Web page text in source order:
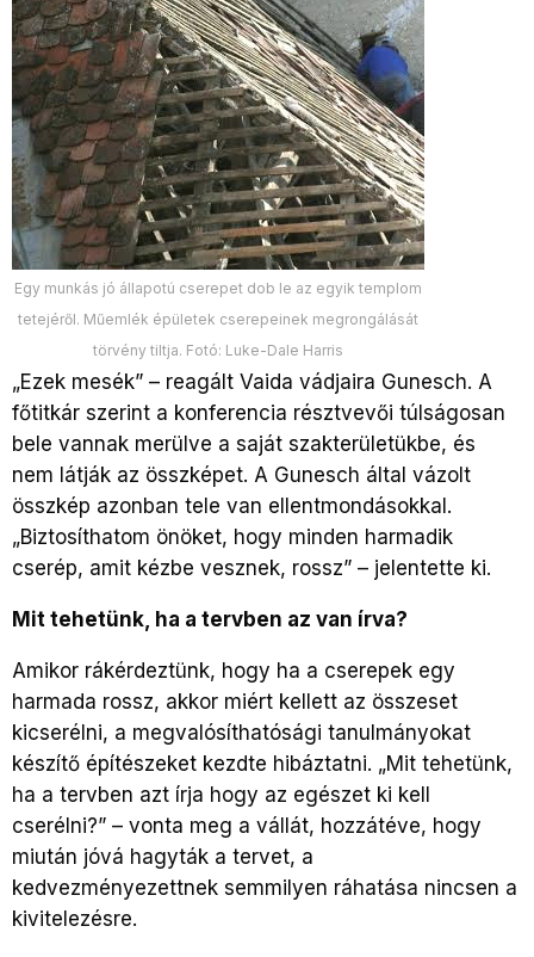
Egy munkás jó állapotú cserepet dob le az egyik templom
tetejéről. Műemlék épületek cserepeinek megrongálását
törvény tiltja. Fotó: Luke-Dale Harris
„Ezek mesék” – reagált Vaida vádjaira Gunesch. A
főtitkár szerint a konferencia résztvevői túlságosan
bele vannak merülve a saját szakterületükbe, és
nem látják az összképet. A Gunesch által vázolt
összkép azonban tele van ellentmondásokkal.
„Biztosíthatom önöket, hogy minden harmadik
cserép, amit kézbe vesznek, rossz” – jelentette ki.
Mit tehetünk, ha a tervben az van írva?
Amikor rákérdeztünk, hogy ha a cserepek egy
harmada rossz, akkor miért kellett az összeset
kicserélni, a megvalósíthatósági tanulmányokat
készítő építészeket kezdte hibáztatni. „Mit tehetünk,
ha a tervben azt írja hogy az egészet ki kell
cserélni?” – vonta meg a vállát, hozzátéve, hogy
miután jóvá hagyták a tervet, a
kedvezményezettnek semmilyen ráhatása nincsen a
kivitelezésre.